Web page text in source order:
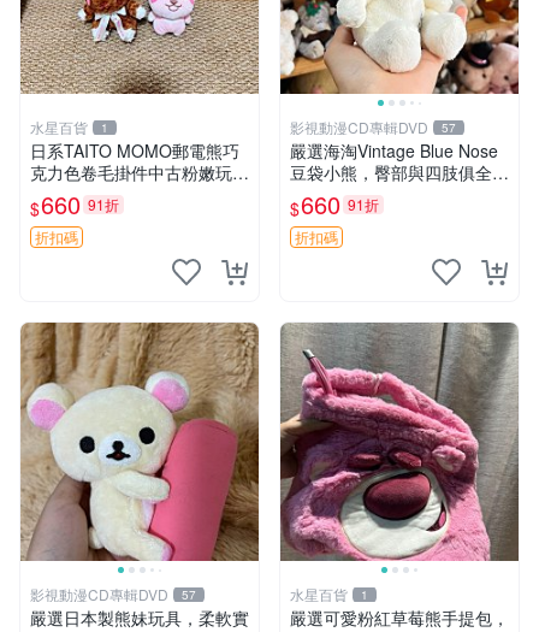
水星百貨 1
日系TAITO MOMO郵電熊巧
克力色卷毛掛件中古粉嫩玩偶
微瑕推薦 postpet momo 郵
電熊 中古玩偶
$660 91折
折扣碼
影視動漫CD專輯DVD 57
嚴選海淘Vintage Blue Nose
豆袋小熊，臀部與四肢俱全，
坐高11公分，附原盒與吊牌
收藏。藍鼻子小熊，值得擁有
玩具 憶熊
$660 91折
折扣碼
影視動漫CD專輯DVD 57
嚴選日本製熊妹玩具，柔軟實
水星百貨 1
嚴選可愛粉紅草莓熊手提包，